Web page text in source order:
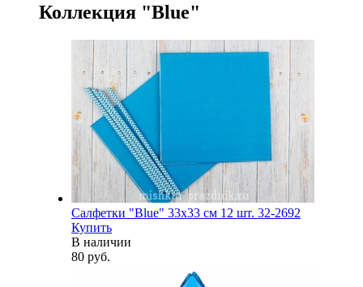
Коллекция "Blue"
Салфетки "Blue" 33х33 см 12 шт. 32-2692
Купить
В наличии
80 руб.